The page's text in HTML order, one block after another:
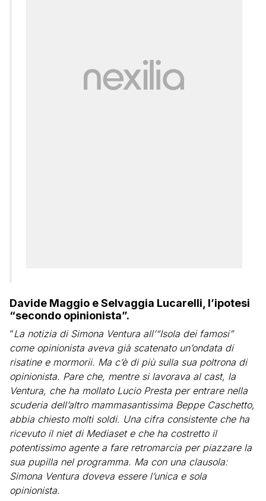
Davide Maggio e Selvaggia Lucarelli, l’ipotesi
“secondo opinionista”.
“La notizia di Simona Ventura all’“Isola dei famosi”
come opinionista aveva già scatenato un’ondata di
risatine e mormorii. Ma c’è di più sulla sua poltrona di
opinionista. Pare che, mentre si lavorava al cast, la
Ventura, che ha mollato Lucio Presta per entrare nella
scuderia dell’altro mammasantissima Beppe Caschetto,
abbia chiesto molti soldi. Una cifra consistente che ha
ricevuto il niet di Mediaset e che ha costretto il
potentissimo agente a fare retromarcia per piazzare la
sua pupilla nel programma. Ma con una clausola:
Simona Ventura doveva essere l’unica e sola
opinionista.